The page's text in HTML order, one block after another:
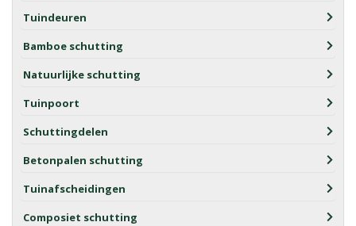
Tuindeuren
Bamboe schutting
Natuurlijke schutting
Tuinpoort
Schuttingdelen
Betonpalen schutting
Tuinafscheidingen
Composiet schutting